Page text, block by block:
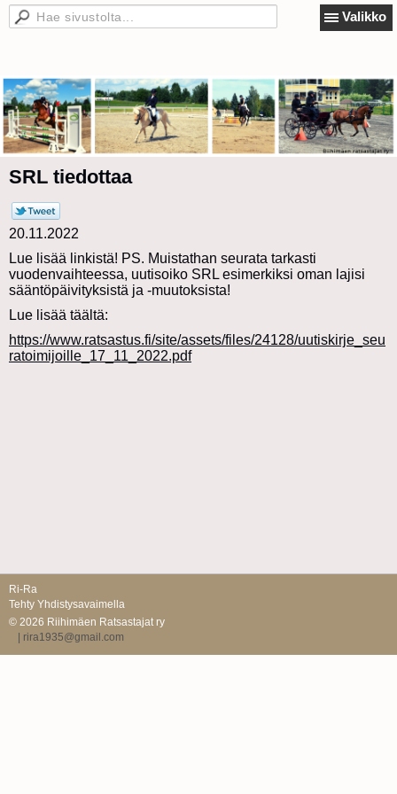
Valikko
SRL tiedottaa
20.11.2022
Lue lisää linkistä! PS. Muistathan seurata tarkasti
vuodenvaihteessa, uutisoiko SRL esimerkiksi oman lajisi
sääntöpäivityksistä ja -muutoksista!
Lue lisää täältä:
https://www.ratsastus.fi/site/assets/files/24128/uutiskirje_seu
ratoimijoille_17_11_2022.pdf
Ri-Ra
Tehty Yhdistysavaimella
© 2026 Riihimäen Ratsastajat ry
| rira1935@gmail.com